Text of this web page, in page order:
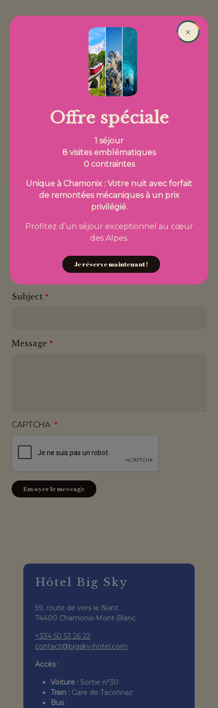
Réserver
Fil d'Ariane
Accès et contact
Subject
Message
CAPTCHA
Hôtel Big Sky
59, route de vers le Nant
74400 Chamonix-Mont-Blanc
+334 50 53 26 22
contact@bigsky-hotel.com
Accès :
Voiture : Sortie n°30
Train : Gare de Taconnaz
Bus :
×
Offre spéciale
1 séjour
8 visites emblématiques
0 contraintes
Unique à Chamonix : Votre nuit avec forfait
de remontées mécaniques à un prix
privilégié.
Profitez d’un séjour exceptionnel au cœur
des Alpes.
Je réserve maintenant !
Nous utilisons des cookies pour améliorer votre
expérience sur notre site. En continuant, vous acceptez
des statistiques (service Google).
Refuser